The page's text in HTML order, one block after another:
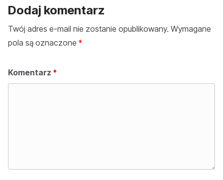
Dodaj komentarz
Twój adres e-mail nie zostanie opublikowany. Wymagane
pola są oznaczone *
Komentarz *